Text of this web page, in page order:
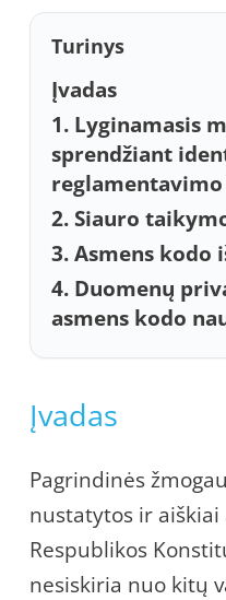
Turinys
Įvadas
1. Lyginamasis
sprendžiant
2. Siauro
3. Asmens kodo
4. Duomenų
asmens kodo
Įvadas
Pagrindinės
nustatytos ir
Respublikos
nesiskiria nuo kitų